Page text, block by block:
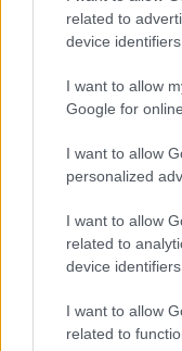
related to
device identifiers
I want to allow
Google for
I want to allow
personalized
I want to allow
related to
device identifiers
I want to allow
related to
suministros
margenes del
bordes de
ciudad y
km, +880 m):
compacta;
Weidach;
cubiertas de 40
Tumpen (57 km,
carretera